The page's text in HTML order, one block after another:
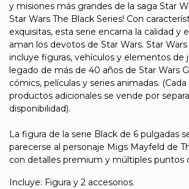
y misiones más grandes de la saga Star
Star Wars The Black Series! Con
exquisitas, esta serie encarna la calidad y
aman los devotos de Star Wars. Star
incluye figuras, vehículos y elementos de
legado de más de 40 años de Star Wars
cómics, películas y series animadas.
productos adicionales se vende por
disponibilidad).
La figura de la serie Black de 6 pulgadas
parecerse al personaje Migs Mayfeld de
con detalles premium y múltiples puntos
Incluye: Figura y 2 accesorios.